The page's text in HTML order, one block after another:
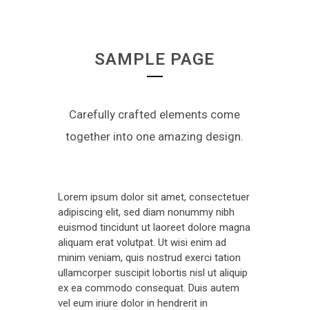
SAMPLE PAGE
Carefully crafted elements come
together into one amazing design.
Lorem ipsum dolor sit amet, consectetuer
adipiscing elit, sed diam nonummy nibh
euismod tincidunt ut laoreet dolore magna
aliquam erat volutpat. Ut wisi enim ad
minim veniam, quis nostrud exerci tation
ullamcorper suscipit lobortis nisl ut aliquip
ex ea commodo consequat. Duis autem
vel eum iriure dolor in hendrerit in